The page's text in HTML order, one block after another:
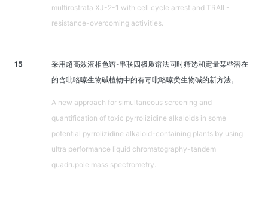
multirostrata XJ-2-1 with cell cycle arrest and TRAIL-
resistance-overcoming activities.
15
采用超高效液相色谱-串联四极质谱法同时筛选和定量某些潜在
的含吡咯嗪生物碱植物中的有毒吡咯嗪类生物碱的新方法。
A new approach for simultaneous screening and
quantification of toxic pyrrolizidine alkaloids in some
potential pyrrolizidine alkaloid-containing plants by using
ultra performance liquid chromatography-tandem
quadrupole mass spectrometry.